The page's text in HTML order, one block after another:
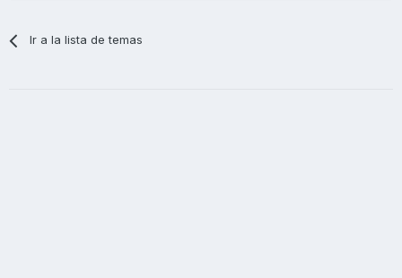
Ir a la lista de temas